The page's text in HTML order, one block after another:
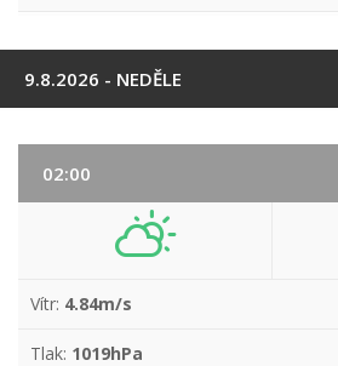
9.8.2026 - NEDĚLE
02:00
Vítr: 4.84m/s
Tlak: 1019hPa